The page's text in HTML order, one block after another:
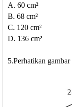
A. 60 cm²
B. 68 cm²
C. 120 cm²
D. 136 cm²
5.Perhatikan